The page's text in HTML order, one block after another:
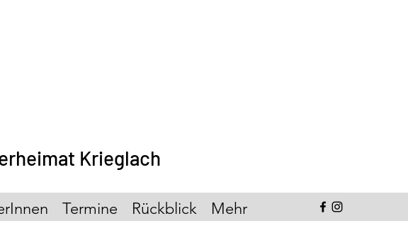
Krieglach
Termine Rückblick Mehr